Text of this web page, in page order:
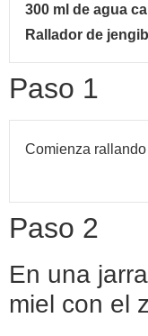
300 ml de agua
Rallador de
Paso 1
Comienza
Paso 2
En una
miel con el